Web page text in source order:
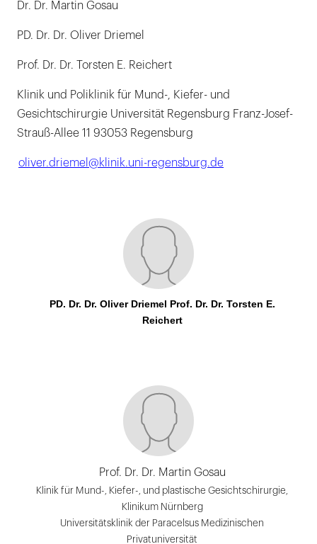
Dr. Dr. Martin Gosau
PD. Dr. Dr. Oliver Driemel
Prof. Dr. Dr. Torsten E. Reichert
Klinik und Poliklinik für Mund-, Kiefer- und
Gesichtschirurgie Universität Regensburg Franz-Josef-
Strauß-Allee 11 93053 Regensburg
oliver.driemel@klinik.uni-regensburg.de
PD. Dr. Dr. Oliver Driemel Prof. Dr. Dr. Torsten E.
Reichert
Prof. Dr. Dr. Martin Gosau
Klinik für Mund-, Kiefer-, und plastische Gesichtschirurgie,
Klinikum Nürnberg
Universitätsklinik der Paracelsus Medizinischen
Privatuniversität